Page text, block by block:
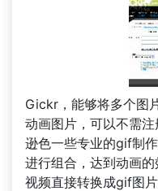
Gickr，能够将多个图
动画图片，可以不需
逊色一些专业的gif制
进行组合，达到动画
视频直接转换成gif图